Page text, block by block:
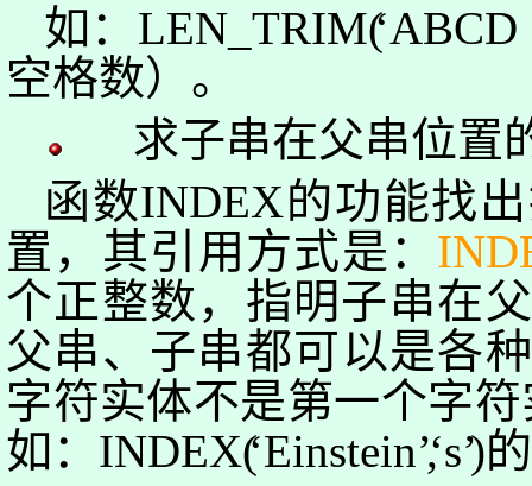
如： LEN_TRIM(‘
空格数）。
求子串在父串位置
函数INDEX的功能找
置，其引用方式是：
个正整数，指明子串在
父串、子串都可以是各
字符实体不是第一个字
如： INDEX(‘Einstein’,‘s’)